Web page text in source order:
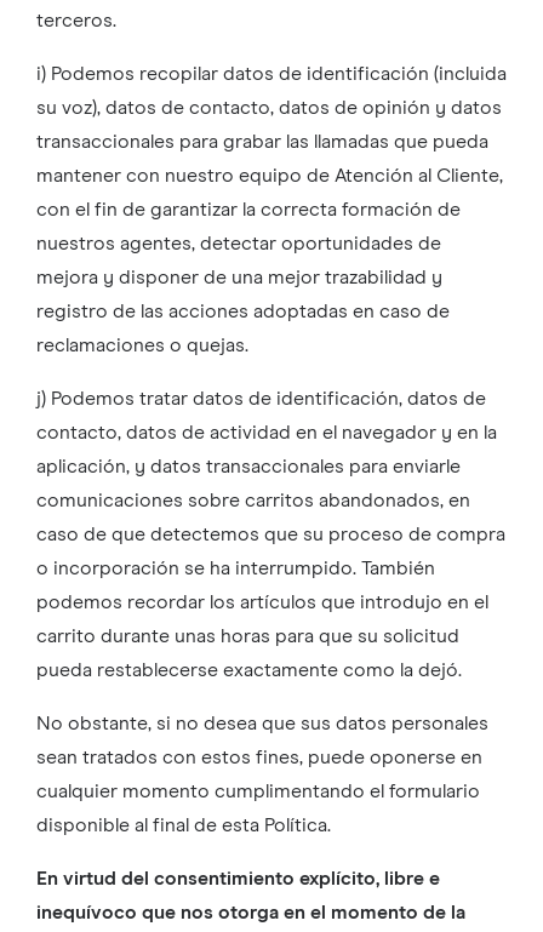
terceros.
i) Podemos recopilar datos de identificación (incluida
su voz), datos de contacto, datos de opinión y datos
transaccionales para grabar las llamadas que pueda
mantener con nuestro equipo de Atención al Cliente,
con el fin de garantizar la correcta formación de
nuestros agentes, detectar oportunidades de
mejora y disponer de una mejor trazabilidad y
registro de las acciones adoptadas en caso de
reclamaciones o quejas.
j) Podemos tratar datos de identificación, datos de
contacto, datos de actividad en el navegador y en la
aplicación, y datos transaccionales para enviarle
comunicaciones sobre carritos abandonados, en
caso de que detectemos que su proceso de compra
o incorporación se ha interrumpido. También
podemos recordar los artículos que introdujo en el
carrito durante unas horas para que su solicitud
pueda restablecerse exactamente como la dejó.
No obstante, si no desea que sus datos personales
sean tratados con estos fines, puede oponerse en
cualquier momento cumplimentando el formulario
disponible al final de esta Política.
En virtud del consentimiento explícito, libre e
inequívoco que nos otorga en el momento de la